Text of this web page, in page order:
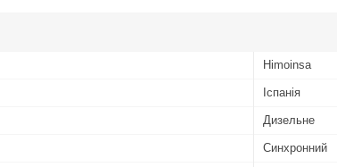
Himoinsa
Іспанія
Дизельне
Синхронний